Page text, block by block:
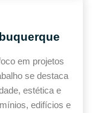
em projetos
se destaca
estética e
edifícios e